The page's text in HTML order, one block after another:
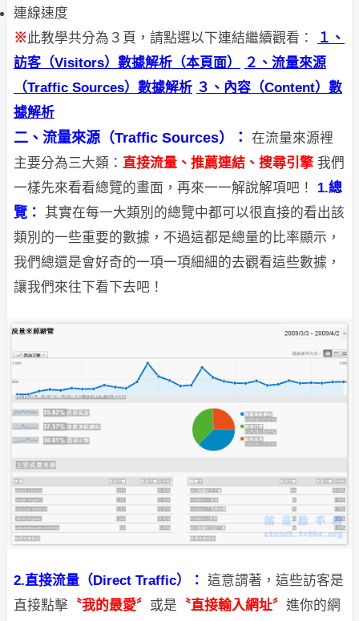
連線速度
※ 此教學共分為３頁，請點選以下連結繼續觀看：
１、
訪客（Visitors）數據解析（本頁面）
２、流量來源
（Traffic Sources）數據解析 ３、內容（Content）數
據解析
二、流量來源（Traffic Sources）：
在流量來源裡
主要分為三大類： 直接流量、推薦連結、搜尋引擎 我們
一樣先來看看總覽的畫面，再來一一解說解項吧！
1.總
覽：
其實在每一大類別的總覽中都可以很直接的看出該
類別的一些重要的數據，不過這都是總量的比率顯示，
我們總還是會好奇的一項一項細細的去觀看這些數據，
讓我們來往下看下去吧！
2.直接流量（Direct Traffic）： 這意謂著，這些訪客是
直接點擊 〝我的最愛〞 或是 〝直接輸入網址〞 進你的網